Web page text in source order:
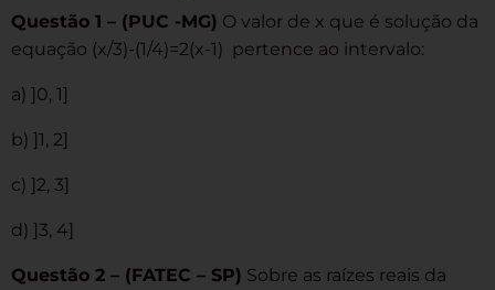
Questão 1 – (PUC -MG) O valor de x que é solução da
equação (x/3)-(1/4)=2(x-1) pertence ao intervalo:
a) ]0, 1]
b) ]1, 2]
c) ]2, 3]
d) ]3, 4]
Questão 2 – (FATEC – SP) Sobre as raízes reais da